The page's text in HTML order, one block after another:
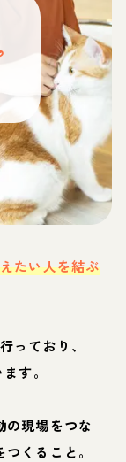
たい人を結ぶ
っており、
す。
の現場をつな
くること。